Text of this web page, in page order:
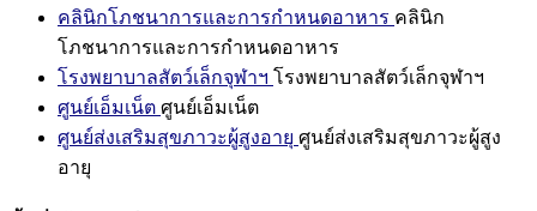
คลินิกโภชนาการและการกำหนดอาหาร คลินิก
โภชนาการและการกำหนดอาหาร
โรงพยาบาลสัตว์เล็กจุฬาฯ โรงพยาบาลสัตว์เล็กจุฬาฯ
ศูนย์เอ็มเน็ต ศูนย์เอ็มเน็ต
ศูนย์ส่งเสริมสุขภาวะผู้สูงอายุ ศูนย์ส่งเสริมสุขภาวะผู้สูง
อายุ